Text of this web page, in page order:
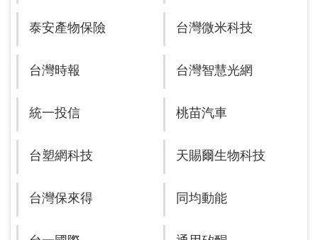
泰安產物保險 台灣微米科技
台灣時報 台灣智慧光網
統一投信 桃苗汽車
台塑網科技 天賜爾生物科技
台灣保來得 同均動能